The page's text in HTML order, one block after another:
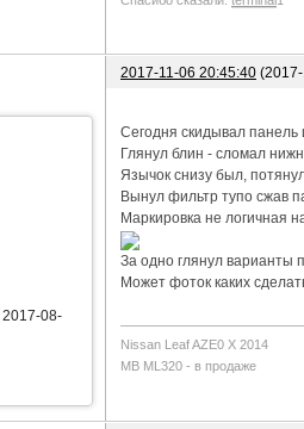
2017-11-06 20:45:40
2017-08-
Сегодня скидывал
Глянул блин - сломал
Язычок снизу был,
Вынул фильтр тупо сжав
Маркировка не логичная
За одно глянул варианты
Может фоток каких
Nissan Leaf AZE0 X 2014
MB ML320 - в продаже